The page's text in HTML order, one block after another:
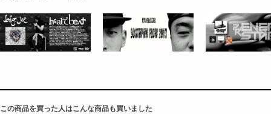
この商品を買った人はこんな商品も買いました